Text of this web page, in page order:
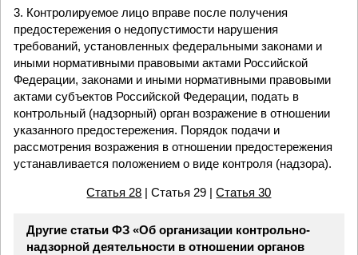
3. Контролируемое лицо вправе после получения
предостережения о недопустимости нарушения
требований, установленных федеральными законами и
иными нормативными правовыми актами Российской
Федерации, законами и иными нормативными правовыми
актами субъектов Российской Федерации, подать в
контрольный (надзорный) орган возражение в отношении
указанного предостережения. Порядок подачи и
рассмотрения возражения в отношении предостережения
устанавливается положением о виде контроля (надзора).
Статья 28 | Статья 29 |Статья 30
Другие статьи ФЗ «Об организации контрольно-
надзорной деятельности в отношении органов